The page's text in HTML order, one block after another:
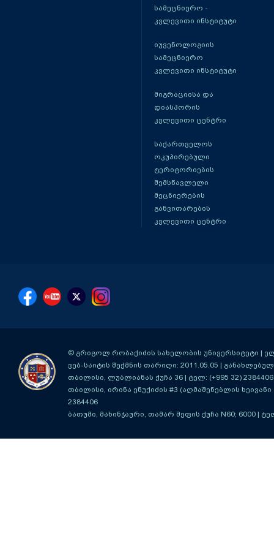
სამეცნიერო -
კვლევითი ინსტიტუტი
იუვენოლოგიის
სამეცნიერო
კვლევითი ინსტიტუტი
მიგრაციისა და
დიასპორის
კვლევითი ცენტრი
საქართველოს
ოკუპირებული
ტერიტორიების
შემსწავლელი
მეცნიერების
განვითარების
კვლევითი ცენტრი
© გრიგოლ რობაქიძის სახელობის უნივერსიტეტი |
ვებ-საიტის შექმნის თარიღი: 2011.05.05 |
თბილისი, ლუბლიანას ქუჩა 36 | ტელ: (+995 32)
თბილისი, ირინა ენუქიძის #3 (აღმაშენებლის ხეივანი
2384406
ბათუმი, მახინჯაური, თამარ მეფის ქუჩა N60; 6000 |